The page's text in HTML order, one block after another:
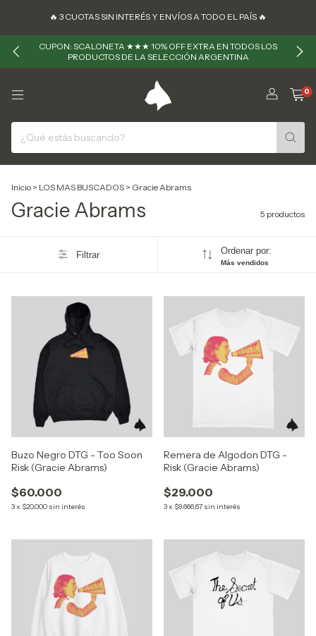
🔥 ㅤㅤ3 CUOTAS SIN INTERÉS Y ENVÍOS A TODO EL PAÍS 🔥
CUPON: SCALONETA ★★★ 10% OFF EXTRA EN TODOS LOS
PRODUCTOS DE LA SELECCIÓN ARGENTINA
0
Inicio > LOS MAS BUSCADOS > Gracie Abrams
Gracie Abrams 5 productos
Filtrar Ordenar por:
Más vendidos
Buzo Negro DTG - Too Soon
Risk (Gracie Abrams)
$60.000
3x $20.000 sin interés
Remera de Algodon DTG -
Risk (Gracie Abrams)
$29.000
3x $9.666,67 sin interés